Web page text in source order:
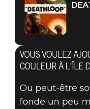
VOUS VOULEZ
COULEUR À L'ÎLE
Ou peut-être
fonde un peu